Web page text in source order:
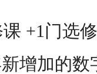
+1门选
增加的